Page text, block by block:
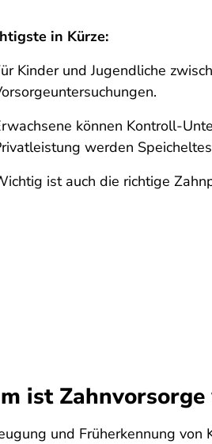
in Kürze:
Kinder und Jugendliche
können Kontroll-
werden
ist auch die richtige
ist
und Früherkennung